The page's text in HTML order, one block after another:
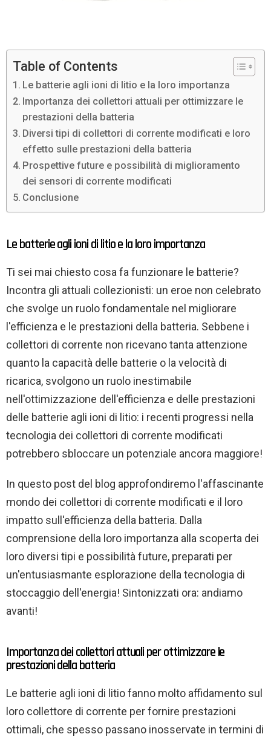
Table of Contents
Le batterie agli ioni di litio e la loro importanza
Importanza dei collettori attuali per ottimizzare le
prestazioni della batteria
Diversi tipi di collettori di corrente modificati e loro
effetto sulle prestazioni della batteria
Prospettive future e possibilità di miglioramento
dei sensori di corrente modificati
Conclusione
Le batterie agli ioni di litio e la loro importanza
Ti sei mai chiesto cosa fa funzionare le batterie?
Incontra gli attuali collezionisti: un eroe non celebrato
che svolge un ruolo fondamentale nel migliorare
l'efficienza e le prestazioni della batteria. Sebbene i
collettori di corrente non ricevano tanta attenzione
quanto la capacità delle batterie o la velocità di
ricarica, svolgono un ruolo inestimabile
nell'ottimizzazione dell'efficienza e delle prestazioni
delle batterie agli ioni di litio: i recenti progressi nella
tecnologia dei collettori di corrente modificati
potrebbero sbloccare un potenziale ancora maggiore!
In questo post del blog approfondiremo l'affascinante
mondo dei collettori di corrente modificati e il loro
impatto sull'efficienza della batteria. Dalla
comprensione della loro importanza alla scoperta dei
loro diversi tipi e possibilità future, preparati per
un'entusiasmante esplorazione della tecnologia di
stoccaggio dell'energia! Sintonizzati ora: andiamo
avanti!
Importanza dei collettori attuali per ottimizzare le
prestazioni della batteria
Le batterie agli ioni di litio fanno molto affidamento sul
loro collettore di corrente per fornire prestazioni
ottimali, che spesso passano inosservate in termini di